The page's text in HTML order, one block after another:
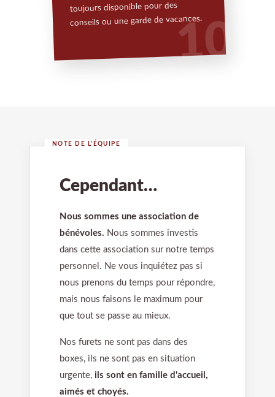
10
toujours disponible pour des
conseils ou une garde de vacances.
NOTE DE L'ÉQUIPE
Cependant…
Nous sommes une association de
bénévoles. Nous sommes investis
dans cette association sur notre temps
personnel. Ne vous inquiétez pas si
nous prenons du temps pour répondre,
mais nous faisons le maximum pour
que tout se passe au mieux.
Nos furets ne sont pas dans des
boxes, ils ne sont pas en situation
urgente, ils sont en famille d'accueil,
aimés et choyés.